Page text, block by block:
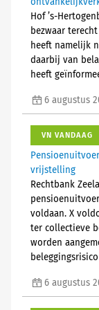
Hof ’s-
bezwaar
heeft namelijk
daarbij van
heeft
6 augustus
VN VANDAAG
vrijstelling
Rechtbank
voldaan. X
ter collectieve
worden
6 augustus